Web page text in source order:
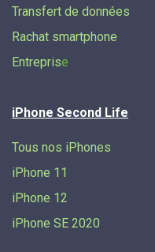
Transfert de données​
Rachat smartphone
Entreprise
iPhone Second Life
Tous nos iPhones
iPhone 11
iPhone 12
iPhone SE 2020